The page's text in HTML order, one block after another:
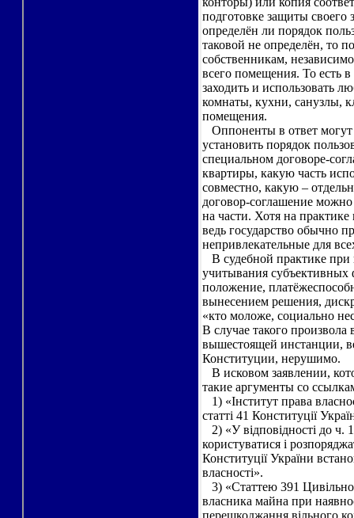
подготовке защиты своего
определён ли порядок
таковой не определён, то
собственникам,
всего помещения. То есть
заходить и использовать
комнаты, кухни, санузлы,
помещения.
Оппоненты в ответ могут
установить порядок
специальном договоре-
квартиры, какую часть
совместно, какую –
договор-соглашение можно
на части. Хотя на
ведь государство обычно
непривлекательные для
В судебной практике
учитывания субъективных
положение,
вынесением решения,
«кто моложе, социально
В случае такого
вышестоящей инстанции,
Конституции, нерушимо.
В исковом заявлении,
такие аргументы со
1) «Інститут права
статті 41 Конституції
2) «У відповідності до ч.
користуватися і
Конституції України
власності».
3) «Статтею 391
власника майна при
перешкоджання вільного